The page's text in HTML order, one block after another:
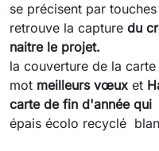
se précisent par
retrouve la capture du
naitre le projet.
la couverture de la
mot meilleurs vœux et
carte de fin d'année qui
épais écolo recyclé